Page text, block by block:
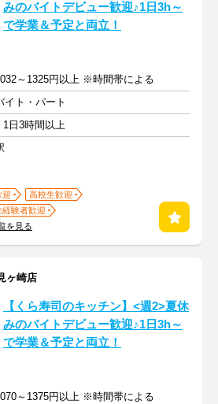
みのバイトデビュー歓迎♪1日3h～
で学業＆予定と両立！
～1325円以上 ※時間帯による
イト・パート
1日3時間以上
迎
高校生歓迎
経験者歓迎
を見る
ヶ崎店
【くら寿司のキッチン】<週2>夏休
みのバイトデビュー歓迎♪1日3h～
で学業＆予定と両立！
～1375円以上 ※時間帯による